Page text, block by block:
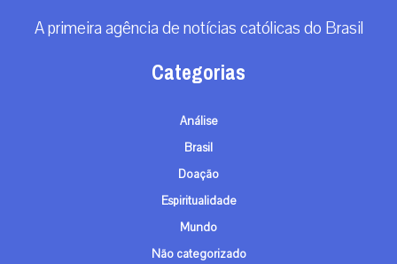
A primeira agência de notícias católicas do Brasil
Categorias
Análise
Brasil
Doação
Espiritualidade
Mundo
Não categorizado